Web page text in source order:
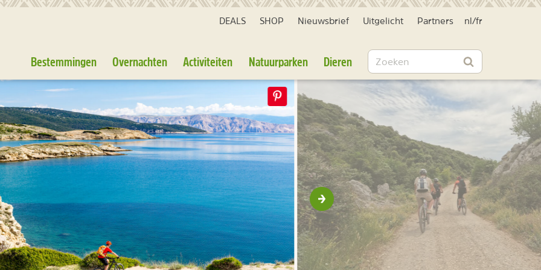
DEALS SHOP Nieuwsbrief Uitgelicht Partners nl /fr
Bestemmingen Overnachten Activiteiten Natuurparken Dieren Zoeken
Zoeken
Volgende